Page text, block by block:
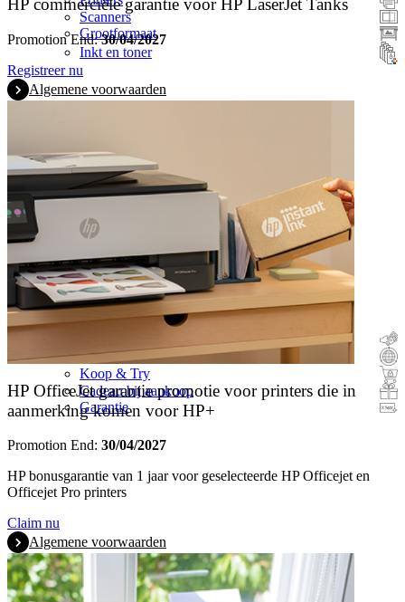
Scanners
Grootformaat
Inkt en toner
Inruil
Koop & Try
Cadeau bij aankoop
Garantie
HP commerciële garantie voor HP LaserJet Tanks
Promotion End:30/04/2027
Registreer nu
Algemene voorwaarden
HP OfficeJet garantie promotie voor printers die in
aanmerking komen voor HP+
Promotion End: 30/04/2027
HP bonusgarantie van 1 jaar voor geselecteerde HP Officejet en
Officejet Pro printers
Claim nu
Algemene voorwaarden